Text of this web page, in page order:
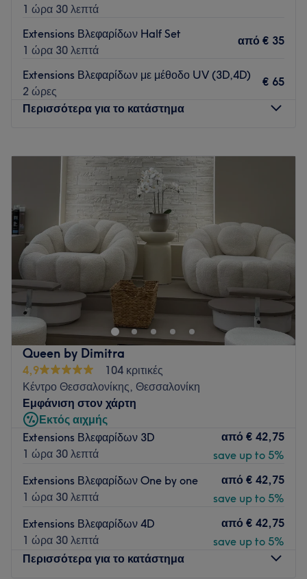
1 ώρα 30 λεπτά
Extensions Βλεφαρίδων Half Set
1 ώρα 30 λεπτά
από € 35
Extensions Βλεφαρίδων με μέθοδο UV (3D,4D)
2 ώρες
€ 65
Περισσότερα για το κατάστημα
09:00
09:00
Πέμπτη
09:00
Παρασκευή
Σάββατο
09:00
14:00
Κυριακή
Κλειστό
Αν θέλεις για λίγο να ξεφύγεις από τους απαιιτητικούς
ρυθμούς της καθημερινότητας στο Elle Beauty Bar θα βρεις
τον χώρο που ψάχνεις. Το κατάστημα βρίσκεται στο
Μελισσοχώρι Θεσσαλονίκης και προσφέρει μεγάλη γκάμα
υπηρεσιών ομορφιάς και χαλάρωσης. Μπορείς να κλείσεις
ραντεβού για μανικιούρ, πεντικιούρ, αποτρίχωση,
βλεφαρίδες, μασάζ, μακιγιάζ, θεραπείες προσώπου ακόμα
και Korean spa. Αφέσου στα χέρια των ειδικών και χάρισε
στον εαυτό σου την περιποίηση που του αξίζει.
Go to venue
Queen by Dimitra
4,9
104 κριτικές
Κέντρο Θεσσαλονίκης, Θεσσαλονίκη
Εμφάνιση στον χάρτη
Εκτός αιχμής
Extensions Βλεφαρίδων 3D
1 ώρα 30 λεπτά
από € 42,75
save up to 5%
Extensions Βλεφαρίδων One by one
1 ώρα 30 λεπτά
από € 42,75
save up to 5%
Extensions Βλεφαρίδων 4D
1 ώρα 30 λεπτά
από € 42,75
save up to 5%
Περισσότερα για το κατάστημα